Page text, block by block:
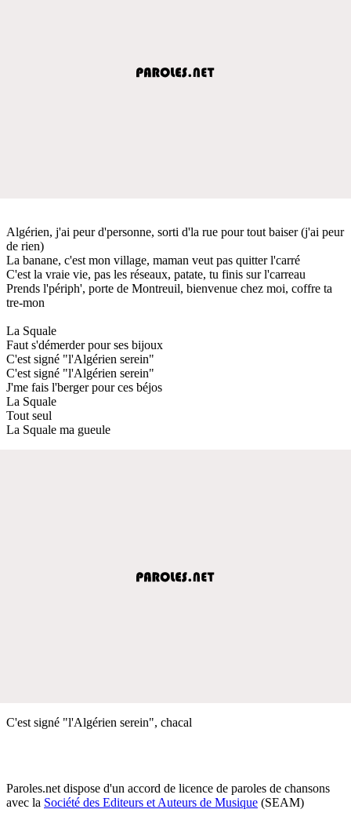
Algérien, j'ai peur d'personne, sorti d'la rue pour tout baiser (j'ai peur
de rien)
La banane, c'est mon village, maman veut pas quitter l'carré
C'est la vraie vie, pas les réseaux, patate, tu finis sur l'carreau
Prends l'périph', porte de Montreuil, bienvenue chez moi, coffre ta
tre-mon
La Squale
Faut s'démerder pour ses bijoux
C'est signé "l'Algérien serein"
C'est signé "l'Algérien serein"
J'me fais l'berger pour ces béjos
La Squale
Tout seul
La Squale ma gueule
C'est signé "l'Algérien serein", chacal
Paroles.net dispose d'un accord de licence de paroles de chansons
avec la Société des Editeurs et Auteurs de Musique (SEAM)